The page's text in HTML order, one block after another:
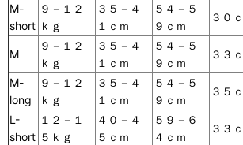
M-
short
９－１２
ｋｇ
３５－４
１ｃｍ
５４－５
９ｃｍ
３０
M
９－１２
ｋｇ
３５－４
１ｃｍ
５４－５
９ｃｍ
３３
M-
long
９－１２
ｋｇ
３５－４
１ｃｍ
５４－５
９ｃｍ
３５
L-
short
１２－１
５ｋｇ
４０－４
５ｃｍ
５９－６
４ｃｍ
３３